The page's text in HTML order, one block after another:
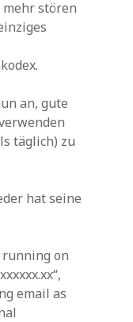
stören
an, gute
täglich) zu
hat seine
running on
email as